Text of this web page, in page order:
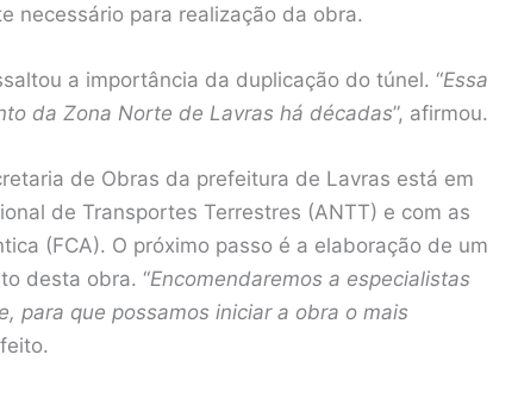
necessário para realização da obra.
a importância da duplicação do túnel. “Essa
da Zona Norte de Lavras há décadas”, afirmou.
de Obras da prefeitura de Lavras está em
de Transportes Terrestres (ANTT) e com as
(FCA). O próximo passo é a elaboração de um
desta obra. “Encomendaremos a especialistas
para que possamos iniciar a obra o mais